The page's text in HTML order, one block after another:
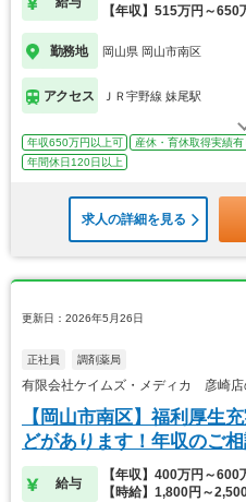
【年収】515万円～650
勤務地 岡山県 岡山市南区
アクセス ＪＲ宇野線 妹尾駅
年収650万円以上可 産休・育休取得実績有
年間休日120日以上
求人の詳細を見る
更新日：2026年5月26日
正社員 調剤薬局
有限会社ケイムズ・メディカ 彦崎店
【岡山市南区】福利厚生
どがあります！年収のご
給与
【年収】400万円～600
【時給】1,800円～